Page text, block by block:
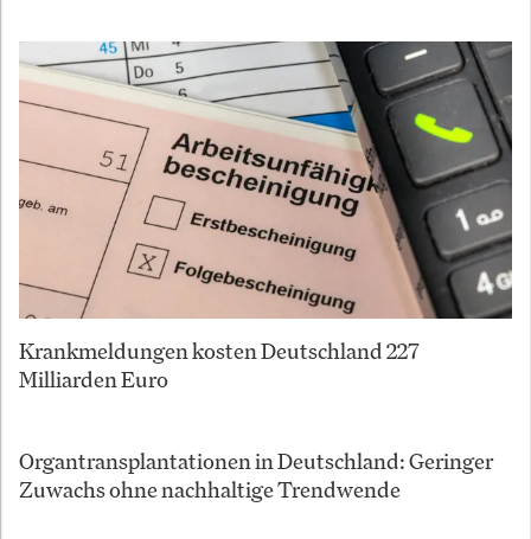
Krankmeldungen kosten Deutschland 227
Milliarden Euro
Organtransplantationen in Deutschland: Geringer
Zuwachs ohne nachhaltige Trendwende